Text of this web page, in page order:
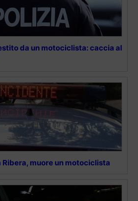
da un motociclista: caccia al
muore un motociclista